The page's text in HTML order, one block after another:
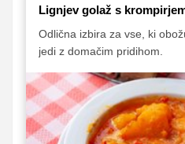
Lignjev golaž s
Odlična izbira za vse, ki
jedi z domačim pridihom.